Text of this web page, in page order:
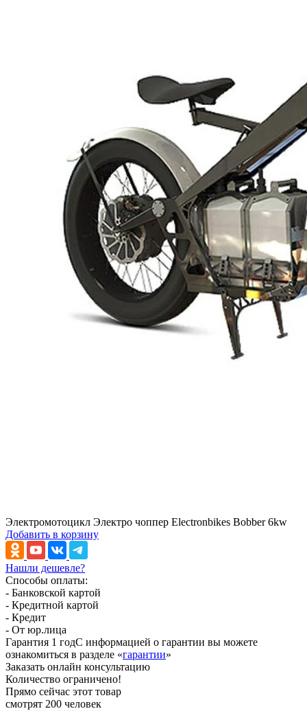
Электромотоцикл Электро чоппер Electronbikes Bobber 6kw
Добавить в корзину
Нашли дешевле?
Способы оплаты:
- Банковской картой
- Кредитной картой
- Кредит
- От юр.лица
Гарантия 1 годС информацией о гарантии вы можете
ознакомиться в разделе «гарантии»
Заказать онлайн консультацию
Количество ограничено!
Прямо сейчас этот товар
смотрят 200 человек